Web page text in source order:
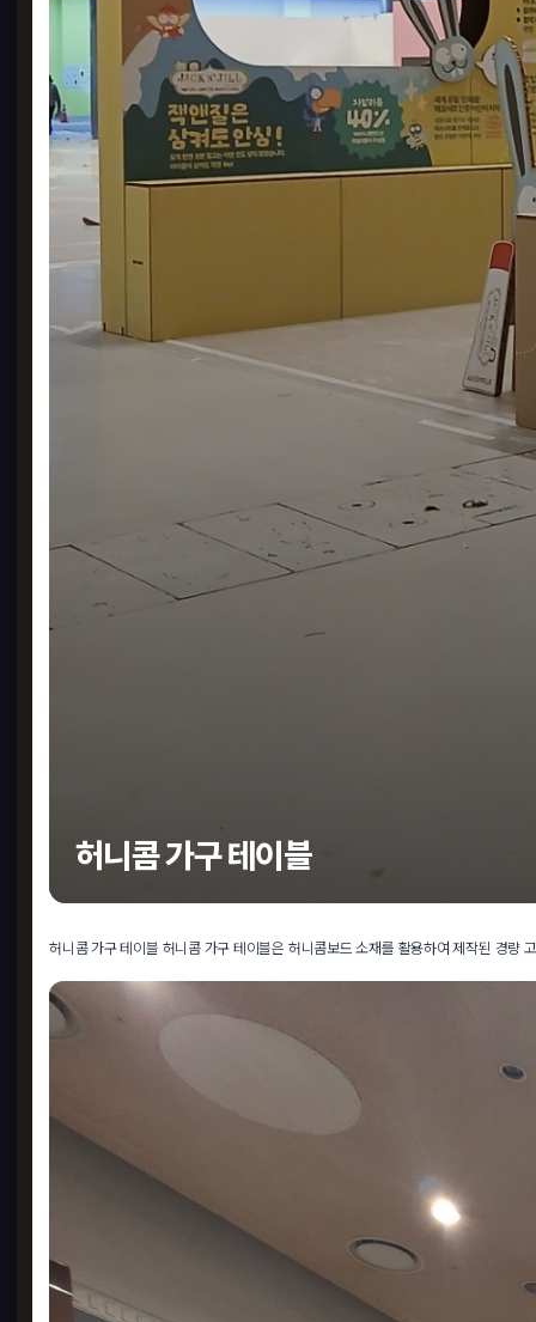
허니콤 가구 테이블
허니콤 가구 테이블 허니콤 가구 테이블은 허니콤보드 소재를 활용하여 제작된 경량